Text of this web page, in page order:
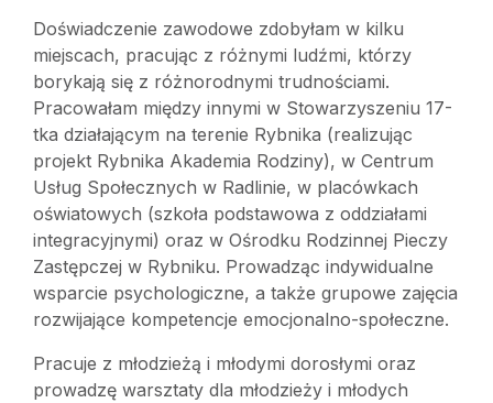
Doświadczenie zawodowe zdobyłam w kilku
miejscach, pracując z różnymi ludźmi, którzy
borykają się z różnorodnymi trudnościami.
Pracowałam między innymi w Stowarzyszeniu 17-
tka działającym na terenie Rybnika (realizując
projekt Rybnika Akademia Rodziny), w Centrum
Usług Społecznych w Radlinie, w placówkach
oświatowych (szkoła podstawowa z oddziałami
integracyjnymi) oraz w Ośrodku Rodzinnej Pieczy
Zastępczej w Rybniku. Prowadząc indywidualne
wsparcie psychologiczne, a także grupowe zajęcia
rozwijające kompetencje emocjonalno-społeczne.
Pracuje z młodzieżą i młodymi dorosłymi oraz
prowadzę warsztaty dla młodzieży i młodych